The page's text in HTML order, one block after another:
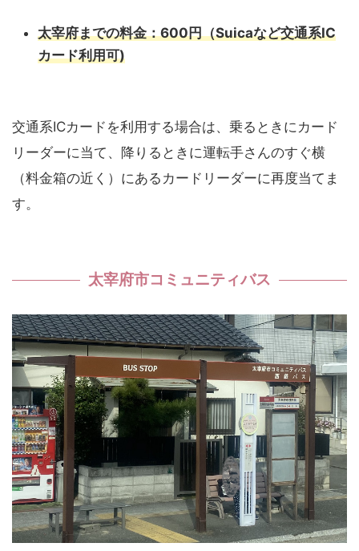
太宰府までの料金：600円（Suicaなど交通系IC
カード利用可)
交通系ICカードを利用する場合は、乗るときにカード
リーダーに当て、降りるときに運転手さんのすぐ横
（料金箱の近く）にあるカードリーダーに再度当てま
す。
太宰府市コミュニティバス